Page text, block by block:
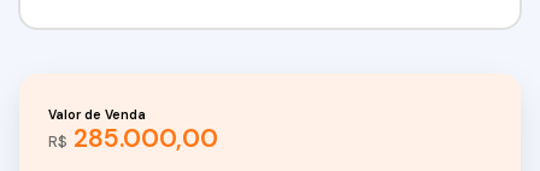
R$ 285.000,00
Valor de Venda